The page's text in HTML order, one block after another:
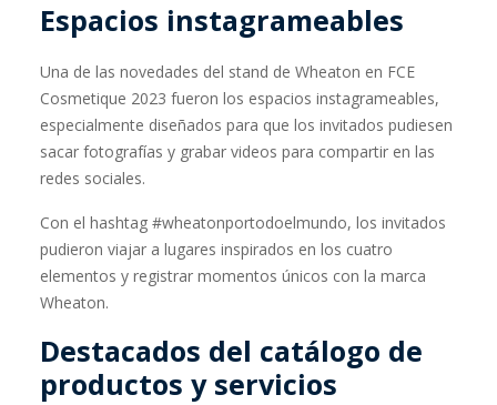
Espacios instagrameables
Una de las novedades del stand de Wheaton en FCE
Cosmetique 2023 fueron los espacios instagrameables,
especialmente diseñados para que los invitados pudiesen
sacar fotografías y grabar videos para compartir en las
redes sociales.
Con el hashtag #wheatonportodoelmundo, los invitados
pudieron viajar a lugares inspirados en los cuatro
elementos y registrar momentos únicos con la marca
Wheaton.
Destacados del catálogo de
productos y servicios